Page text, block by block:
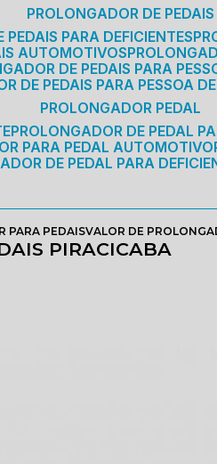
PROLONGADOR DE PEDAIS
PEDAIS PARA DEFICIENTES
AUTOMOTIVOS
DE PEDAIS PARA
DE PEDAIS PARA PESSOA
PROLONGADOR PEDAL
PROLONGADOR DE PEDAL
PARA PEDAL AUTOMOTIVO
DE PEDAL PARA
PARA PEDAISVALOR DE
PIRACICABA